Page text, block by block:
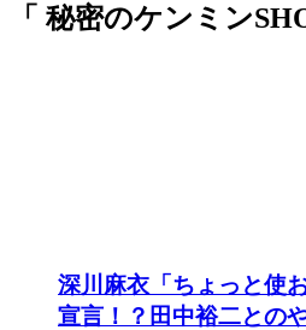
「 秘密のケンミン
深川麻衣「ちょっと使
宣言！？田中裕二との